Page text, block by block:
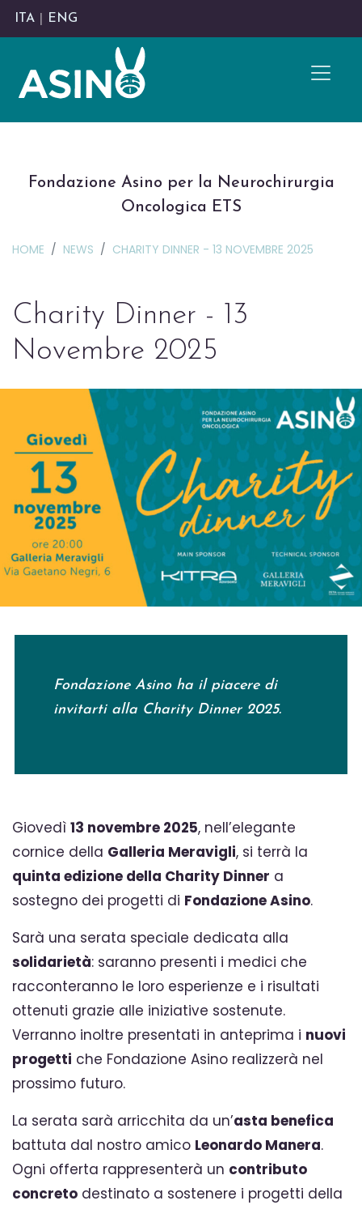
ITA ENG
Fondazione Asino per la Neurochirurgia
Oncologica ETS
HOME NEWS CHARITY DINNER - 13 NOVEMBRE 2025
Charity Dinner - 13
Novembre 2025
Fondazione Asino ha il piacere di
invitarti alla Charity Dinner 2025.
Giovedì 13 novembre 2025, nell’elegante
cornice della Galleria Meravigli, si terrà la
quinta edizione della Charity Dinner a
sostegno dei progetti di Fondazione Asino.
Sarà una serata speciale dedicata alla
solidarietà: saranno presenti i medici che
racconteranno le loro esperienze e i risultati
ottenuti grazie alle iniziative sostenute.
Verranno inoltre presentati in anteprima i nuovi
progetti che Fondazione Asino realizzerà nel
prossimo futuro.
La serata sarà arricchita da un’asta benefica
battuta dal nostro amico Leonardo Manera.
Ogni offerta rappresenterà un contributo
concreto destinato a sostenere i progetti della